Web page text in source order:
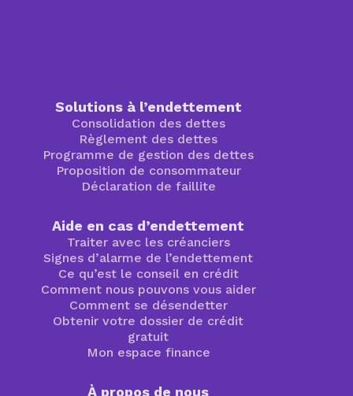
Solutions à l’endettement
Consolidation des dettes
Règlement des dettes
Programme de gestion des dettes
Proposition de consommateur
Déclaration de faillite
Aide en cas d’endettement
Traiter avec les créanciers
Signes d’alarme de l’endettement
Ce qu’est le conseil en crédit
Comment nous pouvons vous aider
Comment se désendetter
Obtenir votre dossier de crédit
gratuit
Mon espace finance
À propos de nous